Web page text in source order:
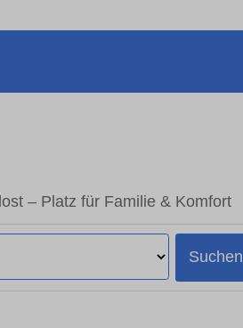
– Platz für Familie & Komfort
Suchen